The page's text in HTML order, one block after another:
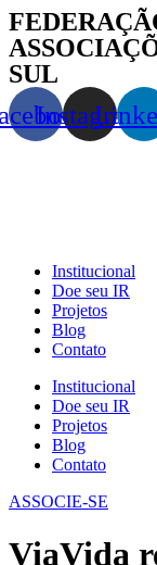
SUL
Instagram
Institucional
Doe seu IR
Projetos
Blog
Contato
Institucional
Doe seu IR
Projetos
Blog
Contato
ASSOCIE-SE
ViaVida